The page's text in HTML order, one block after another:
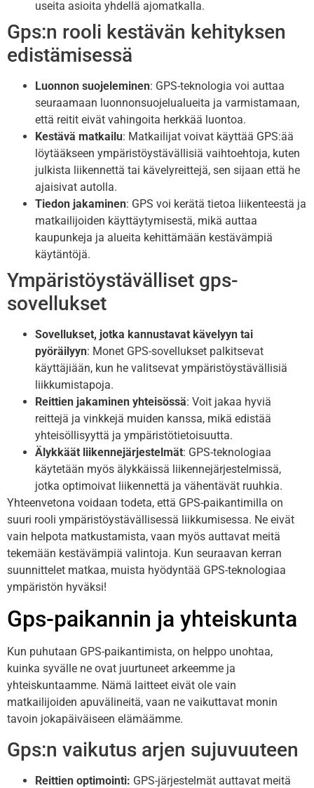
useita asioita yhdellä ajomatkalla.
Gps:n rooli kestävän kehityksen
edistämisessä
Luonnon suojeleminen: GPS-teknologia voi auttaa
seuraamaan luonnonsuojelualueita ja varmistamaan,
että reitit eivät vahingoita herkkää luontoa.
Kestävä matkailu: Matkailijat voivat käyttää GPS:ää
löytääkseen ympäristöystävällisiä vaihtoehtoja, kuten
julkista liikennettä tai kävelyreittejä, sen sijaan että he
ajaisivat autolla.
Tiedon jakaminen: GPS voi kerätä tietoa liikenteestä ja
matkailijoiden käyttäytymisestä, mikä auttaa
kaupunkeja ja alueita kehittämään kestävämpiä
käytäntöjä.
Ympäristöystävälliset gps-
sovellukset
Sovellukset, jotka kannustavat kävelyyn tai
pyöräilyyn: Monet GPS-sovellukset palkitsevat
käyttäjiään, kun he valitsevat ympäristöystävällisiä
liikkumistapoja.
Reittien jakaminen yhteisössä: Voit jakaa hyviä
reittejä ja vinkkejä muiden kanssa, mikä edistää
yhteisöllisyyttä ja ympäristötietoisuutta.
Älykkäät liikennejärjestelmät: GPS-teknologiaa
käytetään myös älykkäissä liikennejärjestelmissä,
jotka optimoivat liikennettä ja vähentävät ruuhkia.
Yhteenvetona voidaan todeta, että GPS-paikantimilla on
suuri rooli ympäristöystävällisessä liikkumisessa. Ne eivät
vain helpota matkustamista, vaan myös auttavat meitä
tekemään kestävämpiä valintoja. Kun seuraavan kerran
suunnittelet matkaa, muista hyödyntää GPS-teknologiaa
ympäristön hyväksi!
Gps-paikannin ja yhteiskunta
Kun puhutaan GPS-paikantimista, on helppo unohtaa,
kuinka syvälle ne ovat juurtuneet arkeemme ja
yhteiskuntaamme. Nämä laitteet eivät ole vain
matkailijoiden apuvälineitä, vaan ne vaikuttavat monin
tavoin jokapäiväiseen elämäämme.
Gps:n vaikutus arjen sujuvuuteen
Reittien optimointi: GPS-järjestelmät auttavat meitä